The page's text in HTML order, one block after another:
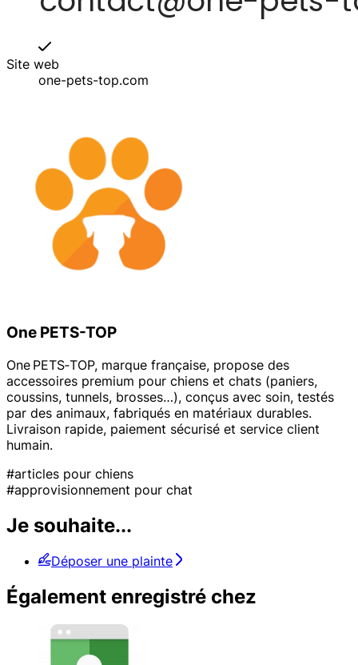
Site web
one-pets-top.com
One PETS-TOP
One PETS‑TOP, marque française, propose des
accessoires premium pour chiens et chats (paniers,
coussins, tunnels, brosses…), conçus avec soin, testés
par des animaux, fabriqués en matériaux durables.
Livraison rapide, paiement sécurisé et service client
humain.
#articles pour chiens
#approvisionnement pour chat
Je souhaite...
Déposer une plainte
Également enregistré chez